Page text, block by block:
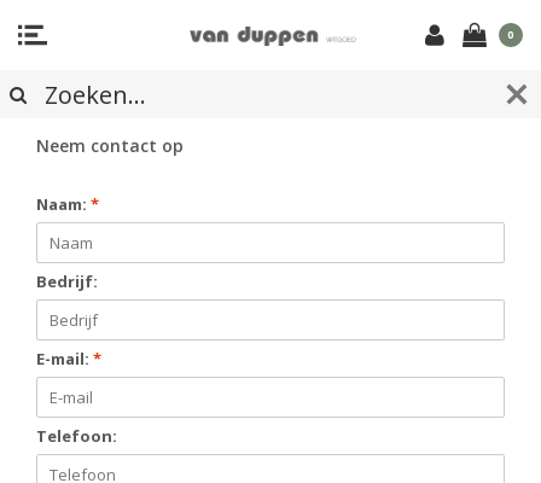
0
CONTACTFORMULIER
Neem contact op
Naam: *
Bedrijf:
E-mail: *
Telefoon: